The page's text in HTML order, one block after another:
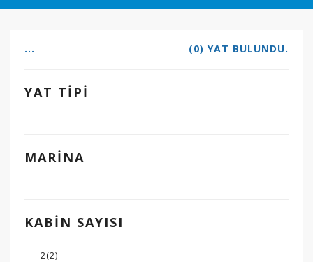
(0) YAT BULUNDU.
...
YAT TIPI
MARINA
KABIN SAYISI
2(2)